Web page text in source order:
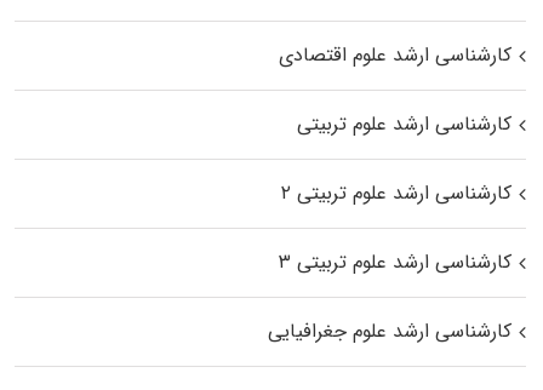
کارشناسی ارشد علوم اقتصادی
کارشناسی ارشد علوم تربیتی
کارشناسی ارشد علوم تربیتی ۲
کارشناسی ارشد علوم تربیتی ۳
کارشناسی ارشد علوم جغرافیایی